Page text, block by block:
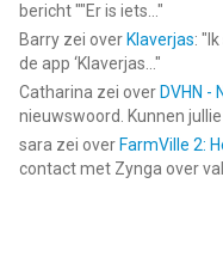
bericht ""Er is iets... "
Barry zei over Klaverjas: "
de app ‘Klaverjas... "
Catharina zei over DVHN -
nieuwswoord. Kunnen jullie
sara zei over FarmVille 2:
contact met Zynga over